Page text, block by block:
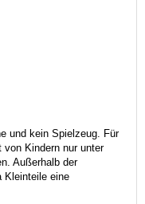
und kein Spielzeug. Für
Kindern nur unter
Außerhalb der
Kleinteile eine